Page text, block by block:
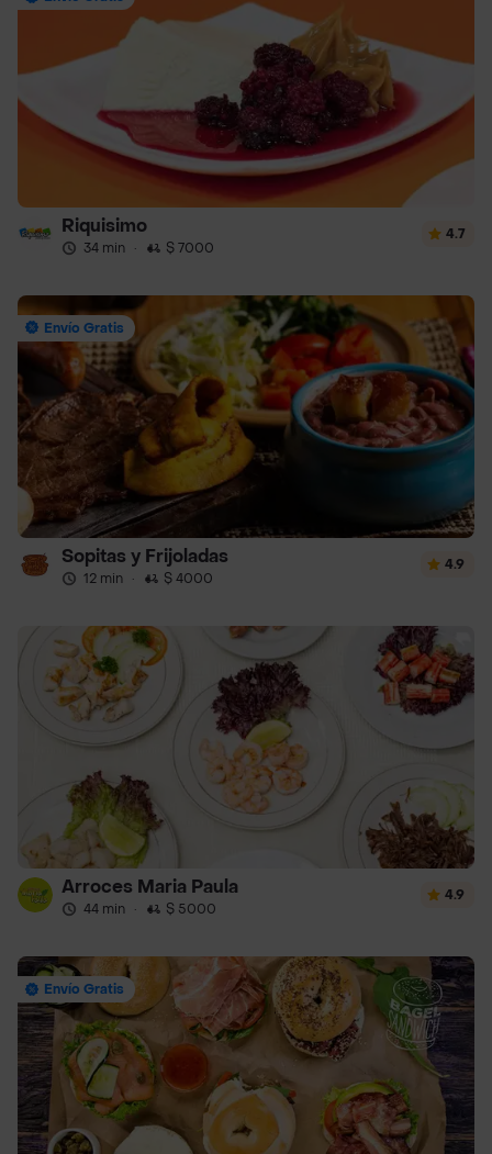
Riquisimo
34 min · $ 7000
4.7
Envío Gratis
Sopitas y Frijoladas
12 min · $ 4000
4.9
Arroces Maria Paula
44 min · $ 5000
4.9
Envío Gratis